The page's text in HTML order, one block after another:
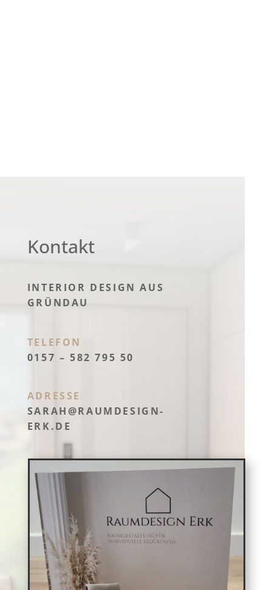
Kontakt
INTERIOR DESIGN AUS
GRÜNDAU
TELEFON
0157 – 582 795 50
ADRESSE
SARAH@RAUMDESIGN-
ERK.DE